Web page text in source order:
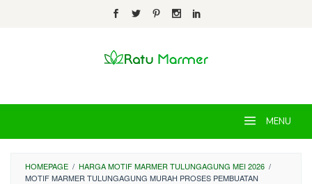
MENU
HOMEPAGE / HARGA MOTIF MARMER TULUNGAGUNG MEI 2026 /
MOTIF MARMER TULUNGAGUNG MURAH PROSES PEMBUATAN